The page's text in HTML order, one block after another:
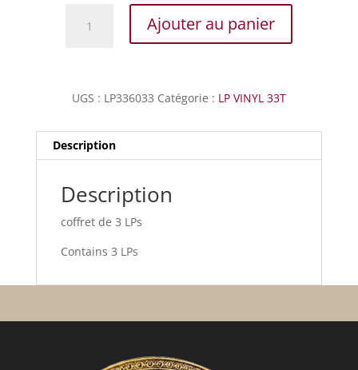
Piano
4
mains
Ajouter au panier
UGS : LP336033 Catégorie : LP VINYL 33T
Description
Description
coffret de 3 LPs
Contains 3 LPs